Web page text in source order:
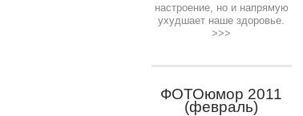
настроение, но и напрямую
ухудшает наше здоровье.
>>>
ФОТОюмор 2011
(февраль)